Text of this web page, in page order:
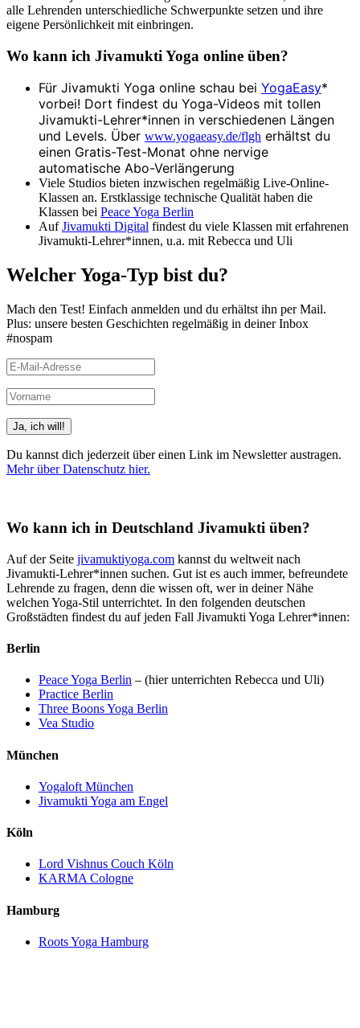
alle Lehrenden unterschiedliche Schwerpunkte setzen und ihre
eigene Persönlichkeit mit einbringen.
Wo kann ich Jivamukti Yoga online üben?
Für Jivamukti Yoga online schau bei YogaEasy*
vorbei! Dort findest du Yoga-Videos mit tollen
Jivamukti-Lehrer*innen in verschiedenen Längen
und Levels. Über www.yogaeasy.de/flgh erhältst du
einen Gratis-Test-Monat ohne nervige
automatische Abo-Verlängerung
Viele Studios bieten inzwischen regelmäßig Live-Online-
Klassen an. Erstklassige technische Qualität haben die
Klassen bei Peace Yoga Berlin
AufJivamukti Digital findest du viele Klassen mit erfahrenen
Jivamukti-Lehrer*innen, u.a. mit Rebecca und Uli
Welcher Yoga-Typ bist du?
Mach den Test! Einfach anmelden und du erhältst ihn per Mail.
Plus: unsere besten Geschichten regelmäßig in deiner Inbox
#nospam
Du kannst dich jederzeit über einen Link im Newsletter austragen.
Mehr über Datenschutz hier.
Wo kann ich in Deutschland Jivamukti üben?
Auf der Seite jivamuktiyoga.com kannst du weltweit nach
Jivamukti-Lehrer*innen suchen. Gut ist es auch immer, befreundete
Lehrende zu fragen, denn die wissen oft, wer in deiner Nähe
welchen Yoga-Stil unterrichtet. In den folgenden deutschen
Großstädten findest du auf jeden Fall Jivamukti Yoga Lehrer*innen:
Berlin
Peace Yoga Berlin – (hier unterrichten Rebecca und Uli)
Practice Berlin
Three Boons Yoga Berlin
Vea Studio
München
Yogaloft München
Jivamukti Yoga am Engel
Köln
Lord Vishnus Couch Köln
KARMA Cologne
Hamburg
Roots Yoga Hamburg